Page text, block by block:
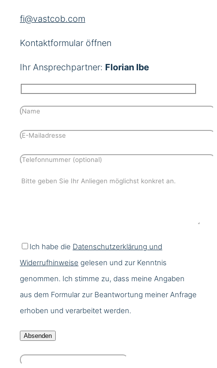
fi@vastcob.com
Kontaktformular öffnen
Ihr Ansprechpartner: Florian Ibe
Ich habe die Datenschutzerklärung und
Widerrufhinweise gelesen und zur Kenntnis
genommen. Ich stimme zu, dass meine Angaben
aus dem Formular zur Beantwortung meiner Anfrage
erhoben und verarbeitet werden.